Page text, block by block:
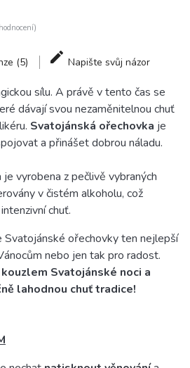
(5) Napište svůj názor
sílu. A právě v tento čas se
dávají svou nezaměnitelnou chuť
Svatojánská ořechovka je
a přinášet dobrou náladu.
vyrobena z pečlivě vybraných
v čistém alkoholu, což
chuť.
Svatojánské ořechovky ten nejlepší
nebo jen tak pro radost.
Svatojánské noci a
lahodnou chuť tradice!